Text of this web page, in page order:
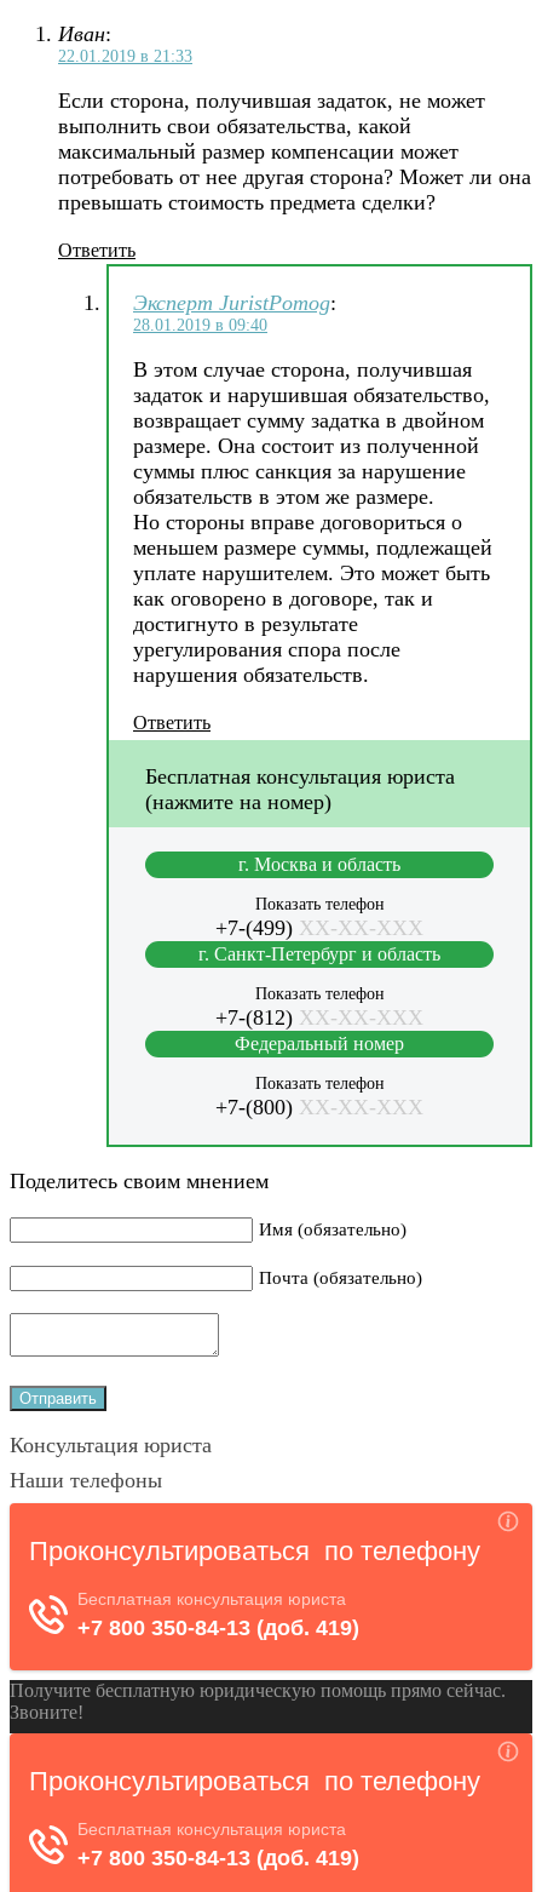
Иван:
22.01.2019 в 21:33
Если сторона, получившая задаток, не может
выполнить свои обязательства, какой
максимальный размер компенсации может
потребовать от нее другая сторона? Может ли она
превышать стоимость предмета сделки?
Ответить
Эксперт JuristPomog:
28.01.2019 в 09:40
В этом случае сторона, получившая
задаток и нарушившая обязательство,
возвращает сумму задатка в двойном
размере. Она состоит из полученной
суммы плюс санкция за нарушение
обязательств в этом же размере.
Но стороны вправе договориться о
меньшем размере суммы, подлежащей
уплате нарушителем. Это может быть
как оговорено в договоре, так и
достигнуто в результате
урегулирования спора после
нарушения обязательств.
Ответить
Бесплатная консультация юриста
(нажмите на номер)
г. Москва и область
Показать телефон
+7-(499) XX-XX-XXX
г. Санкт-Петербург и область
Показать телефон
+7-(812) XX-XX-XXX
Федеральный номер
Показать телефон
+7-(800) XX-XX-XXX
Поделитесь своим мнением
Имя (обязательно)
Почта (обязательно)
Консультация юриста
Наши телефоны
Получите бесплатную юридическую помощь прямо сейчас.
Звоните!